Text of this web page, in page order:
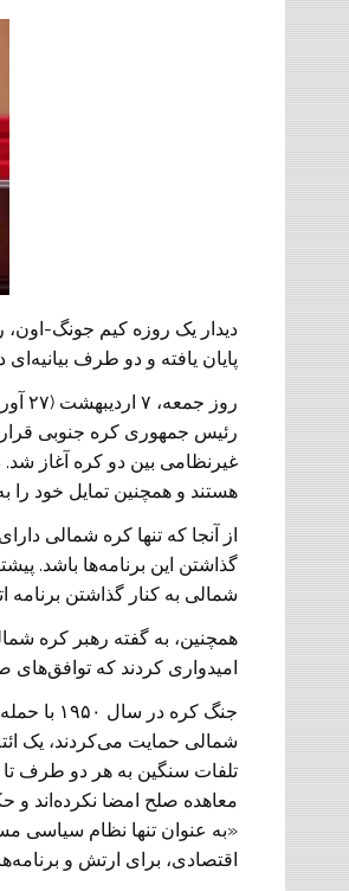
دیدار یک روزه کیم جونگ-
پایان یافته و دو طرف
روز
رئیس جمهوری کره جنوبی
غیرنظامی بین دو کره آغاز شد.
هستند و همچنین تمایل خود را
از آنجا که تنها کره شمالی
گذاشتن این برنامه‌ها باشد.
شمالی به کنار گذاشتن
همچنین، به گفته رهبر کره
امیدواری کردند که
جنگ
شمالی حمایت می‌کردند، یک
معاهده صلح امضا نکرده‌اند
«به عنوان تنها نظام سیاسی
اقتصادی، برای ارتش و